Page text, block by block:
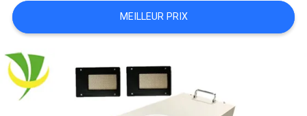
UNE
CITATION
PLAN
DU
MEILLEUR PRIX